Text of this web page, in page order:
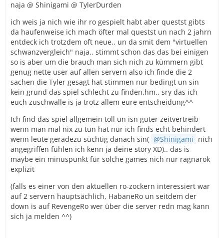
naja @ Shinigami @ TylerDurden
ich weis ja nich wie ihr ro gespielt habt aber questst gibts
da haufenweise ich mach öfter mal questst un nach 2 jahrn
entdeck ich trotzdem oft neue.. un da smit dem "virtuellen
schwanzvergleich" naja.. stimmt schon das das bei einigen
so is aber um die brauch man sich nich zu kümmern gibt
genug nette user auf allen servern also ich finde die 2
sachen die Tyler gesagt hat stimmen nur bedingt un sin
kein grund das spiel schlecht zu finden.hm.. sry das ich
euch zuschwalle is ja trotz allem eure entscheidung^^
Ich find das spiel allgemein toll un isn guter zeitvertreib
wenn man mal nix zu tun hat nur ich finds echt behindert
wenn leute geradezu süchtig danach sin(
Shinigami nich
angegriffen fühlen ich kenn ja deine story XD).. das is
maybe ein minuspunkt für solche games nich nur ragnarok
explizit
(falls es einer von den aktuellen ro-zockern interessiert war
auf 2 servern hauptsächlich, HabaneRo un seitdem der
down is auf RevengeRo wer über die server redn mag kann
sich ja melden ^^)